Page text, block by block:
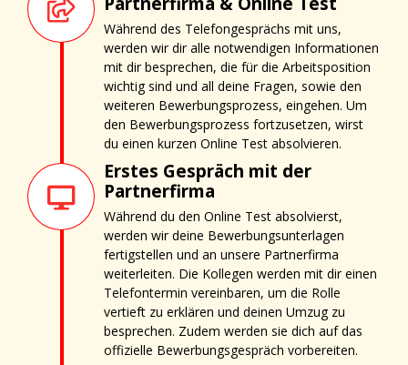
Während des Telefongesprächs mit uns,
werden wir dir alle notwendigen Informationen
mit dir besprechen, die für die Arbeitsposition
wichtig sind und all deine Fragen, sowie den
weiteren Bewerbungsprozess, eingehen. Um
den Bewerbungsprozess fortzusetzen, wirst
du einen kurzen Online Test absolvieren.
Erstes Gespräch mit der
Partnerfirma
Während du den Online Test absolvierst,
werden wir deine Bewerbungsunterlagen
fertigstellen und an unsere Partnerfirma
weiterleiten. Die Kollegen werden mit dir einen
Telefontermin vereinbaren, um die Rolle
vertieft zu erklären und deinen Umzug zu
besprechen. Zudem werden sie dich auf das
offizielle Bewerbungsgespräch vorbereiten.